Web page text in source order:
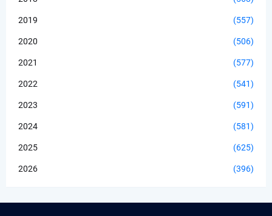
2019 (557)
2020 (506)
2021 (577)
2022 (541)
2023 (591)
2024 (581)
2025 (625)
2026 (396)